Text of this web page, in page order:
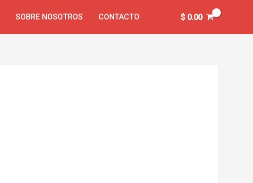
SOBRE NOSOTROS CONTACTO $0.00